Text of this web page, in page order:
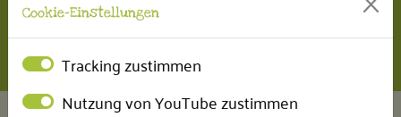
INTERN
BEM Betriebliches Eingliederungsmanagement
Cookie-Einstellungen
Tracking zustimmen
Nutzung von YouTube zustimmen